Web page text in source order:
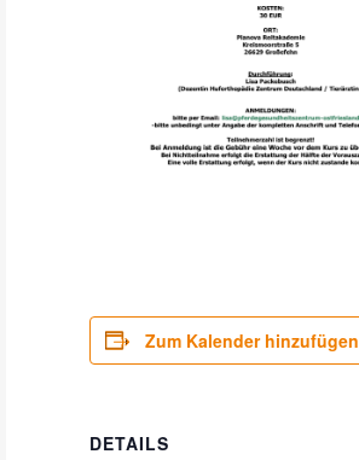
Zum Kalender hinzufügen
DETAILS